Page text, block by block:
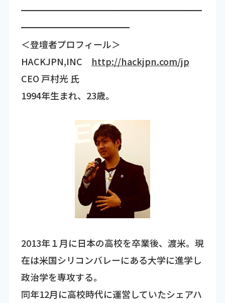
━━━━━━━━━━━━━━━━━━━━
━━━━━━━━━━━━
＜登壇者プロフィール＞
HACKJPN,INC http://hackjpn.com/jp
CEO 戸村光 氏
1994年生まれ、23歳。
2013年１月に日本の高校を卒業後、渡米。現
在は米国シリコンバレーにある大学に進学し
政治学を専攻する。
同年12月に高校時代に運営していたシェアハ